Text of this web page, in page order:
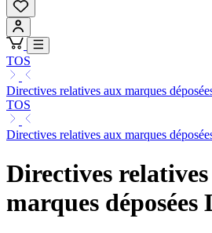
TOS
Directives relatives aux marques
TOS
Directives relatives aux marques
Directives
marques déposées